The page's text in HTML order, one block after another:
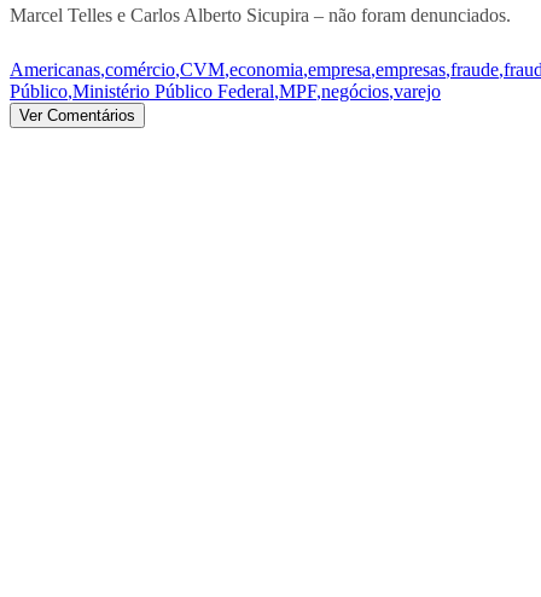
Marcel Telles e Carlos Alberto Sicupira – não foram denunciados.
Americanas,comércio,CVM,economia,empresa,empresas,fraude,
Público,Ministério Público Federal,MPF,negócios,varejo
Ver Comentários